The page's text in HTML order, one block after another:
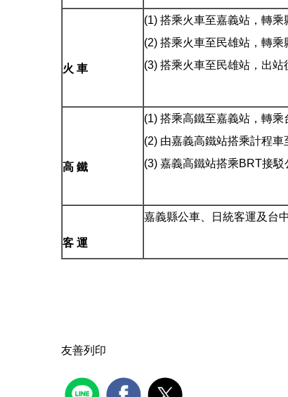
火 車
(1) 搭乘火車至嘉義站，轉
(2) 搭乘火車至民雄站，轉
(3) 搭乘火車至民雄站，出
高 鐵
(1) 搭乘高鐵至嘉義站，轉
(2) 由嘉義高鐵站搭乘計程車
(3) 嘉義高鐵站搭乘BRT接
客 運
嘉義縣公車、日統客運及台
友善列印